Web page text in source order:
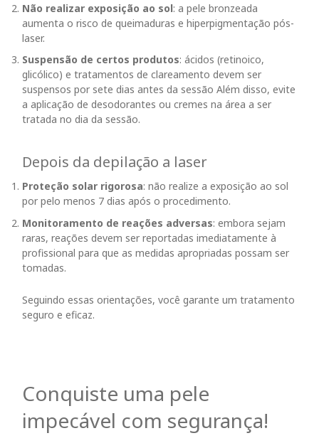
Não realizar exposição ao sol: a pele bronzeada
aumenta o risco de queimaduras e hiperpigmentação pós-
laser.
Suspensão de certos produtos: ácidos (retinoico,
glicólico) e tratamentos de clareamento devem ser
suspensos por sete dias antes da sessão Além disso, evite
a aplicação de desodorantes ou cremes na área a ser
tratada no dia da sessão.
Depois da depilação a laser
Proteção solar rigorosa: não realize a exposição ao sol
por pelo menos 7 dias após o procedimento.
Monitoramento de reações adversas: embora sejam
raras, reações devem ser reportadas imediatamente à
profissional para que as medidas apropriadas possam ser
tomadas.
Seguindo essas orientações, você garante um tratamento
seguro e eficaz.
Conquiste uma pele
impecável com segurança!